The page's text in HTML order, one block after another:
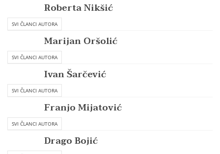
Roberta Nikšić
SVI ČLANCI AUTORA
Marijan Oršolić
SVI ČLANCI AUTORA
Ivan Šarčević
SVI ČLANCI AUTORA
Franjo Mijatović
SVI ČLANCI AUTORA
Drago Bojić